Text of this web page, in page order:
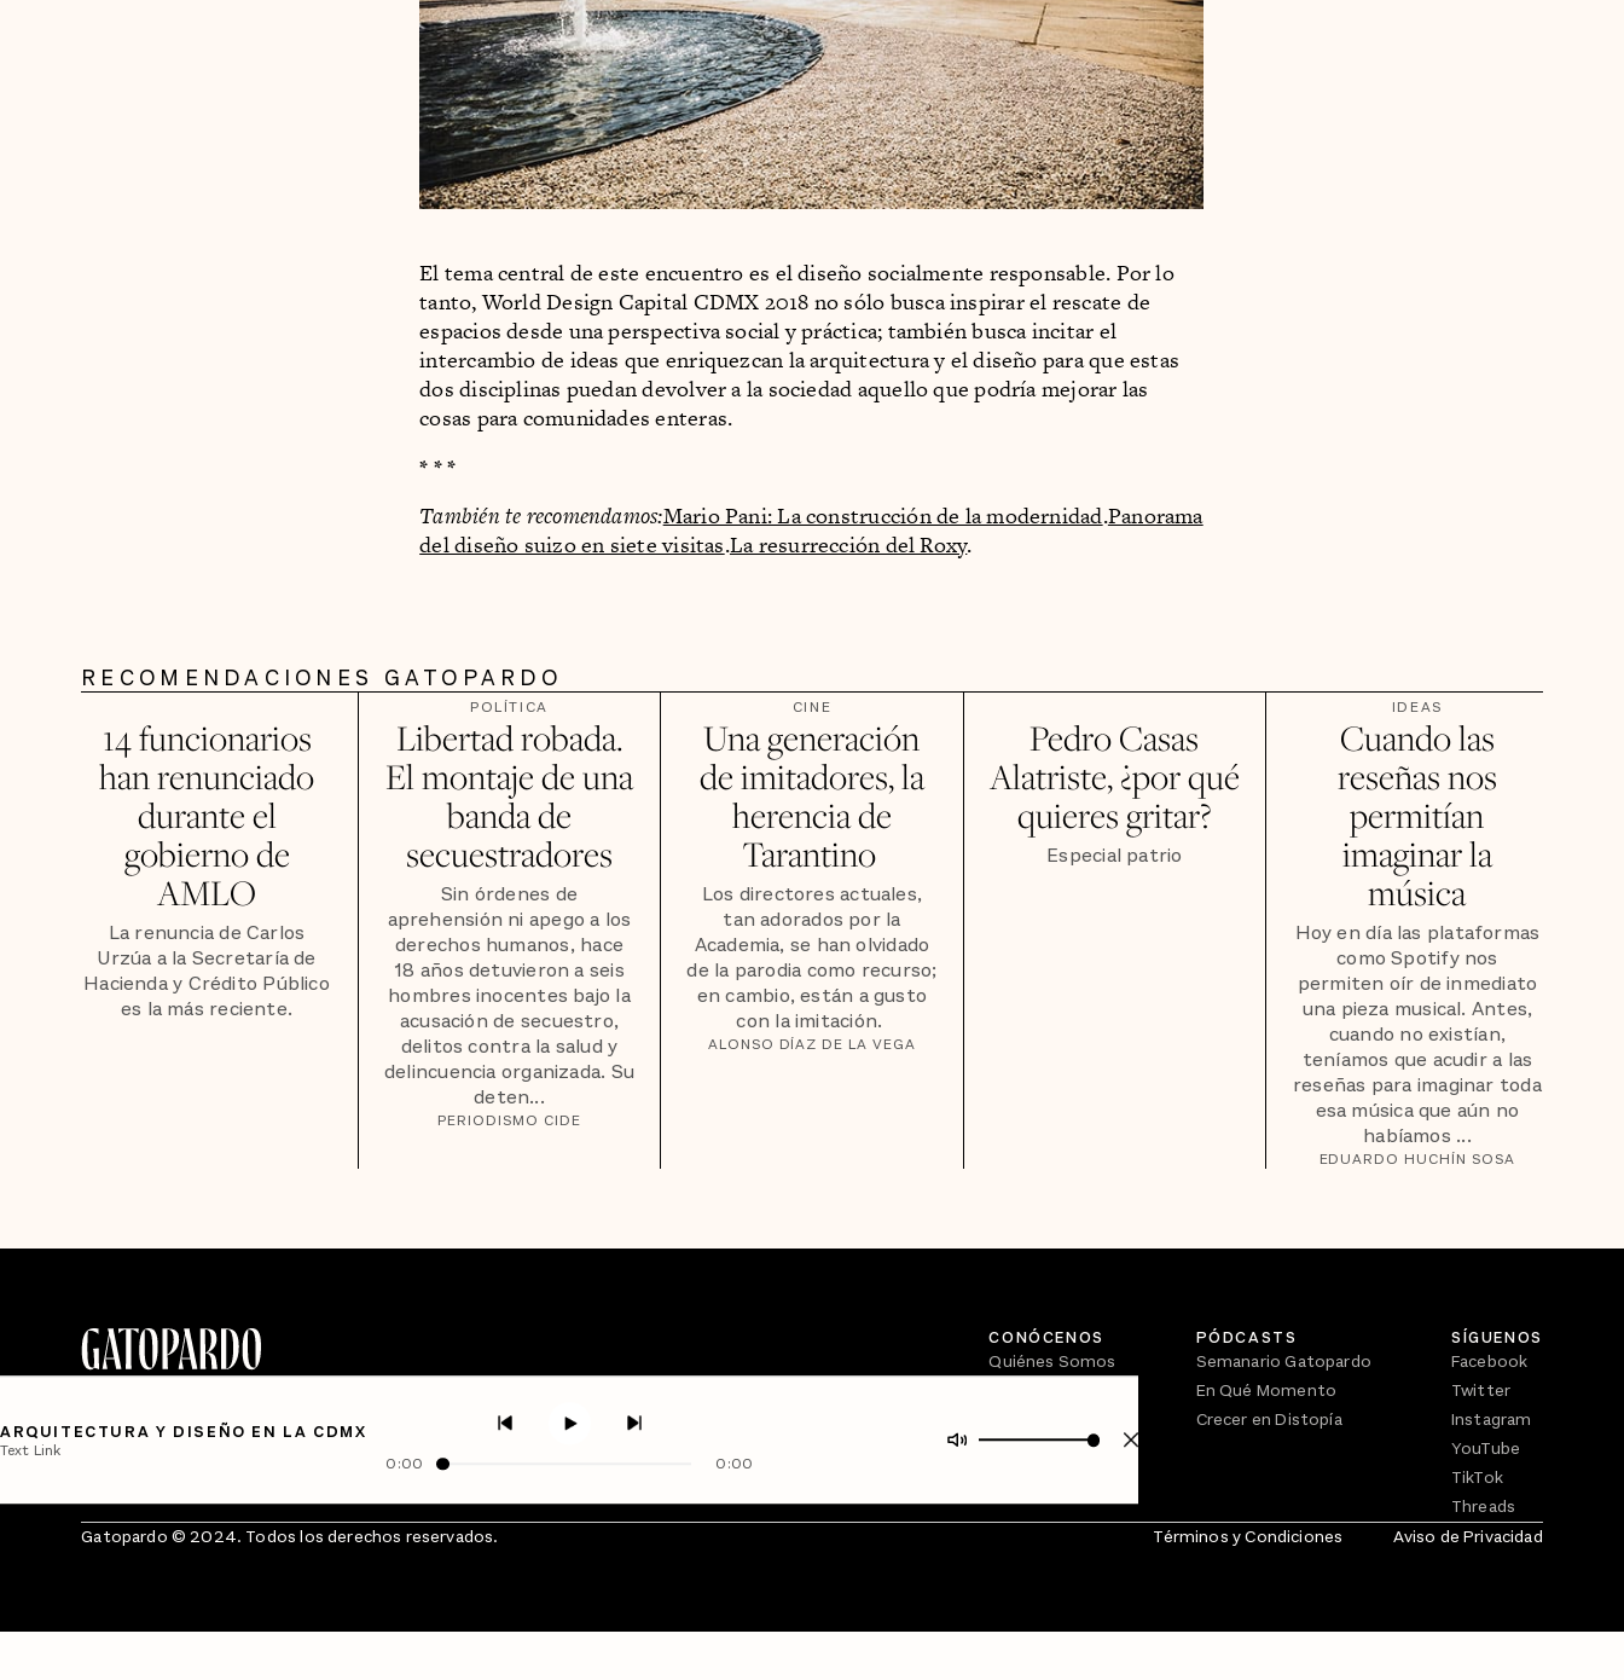
El tema central de este encuentro es el diseño socialmente responsable. Por lo
tanto, World Design Capital CDMX 2018 no sólo busca inspirar el rescate de
espacios desde una perspectiva social y práctica; también busca incitar el
intercambio de ideas que enriquezcan la arquitectura y el diseño para que estas
dos disciplinas puedan devolver a la sociedad aquello que podría mejorar las
cosas para comunidades enteras.
* * *
También te recomendamos:Mario Pani: La construcción de la modernidad.Panorama
del diseño suizo en siete visitas.La resurrección del Roxy.
RECOMENDACIONES GATOPARDO
14 funcionarios
han renunciado
durante el
gobierno de
AMLO
La renuncia de Carlos
Urzúa a la Secretaría de
Hacienda y Crédito Público
es la más reciente.
POLÍTICA
Libertad robada.
El montaje de una
banda de
secuestradores
Sin órdenes de
aprehensión ni apego a los
derechos humanos, hace
18 años detuvieron a seis
hombres inocentes bajo la
acusación de secuestro,
delitos contra la salud y
delincuencia organizada. Su
deten...
PERIODISMO CIDE
CINE
Una generación
de imitadores, la
herencia de
Tarantino
Los directores actuales,
tan adorados por la
Academia, se han olvidado
de la parodia como recurso;
en cambio, están a gusto
con la imitación. ‍
ALONSO DÍAZ DE LA VEGA
Pedro Casas
Alatriste, ¿por qué
quieres gritar?
Especial patrio
IDEAS
Cuando las
reseñas nos
permitían
imaginar la
música
Hoy en día las plataformas
como Spotify nos
permiten oír de inmediato
una pieza musical. Antes,
cuando no existían,
teníamos que acudir a las
reseñas para imaginar toda
esa música que aún no
habíamos ...
EDUARDO HUCHÍN SOSA
ARQUITECTURA Y DISEÑO EN LA CDMX
Text Link
0:00 0:00
CONÓCENOS
Quiénes Somos
PÓDCASTS
Semanario Gatopardo
En Qué Momento
Crecer en Distopía
SÍGUENOS
Facebook
Twitter
Instagram
YouTube
TikTok
Threads
Gatopardo © 2024. Todos los derechos reservados.
Términos y Condiciones Aviso de Privacidad